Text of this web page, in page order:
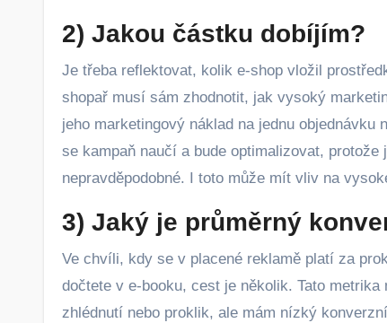
2) Jakou částku dobíjím?
Je třeba reflektovat, kolik e-shop vložil
shopař musí sám zhodnotit, jak vysoký
jeho marketingový náklad na jednu
se kampaň naučí a bude optimalizovat,
nepravděpodobné. I toto může mít vliv na
3) Jaký je průměrný
Ve chvíli, kdy se v placené reklamě platí za
dočtete v e-booku, cest je několik. Tato
zhlédnutí nebo proklik, ale mám nízký